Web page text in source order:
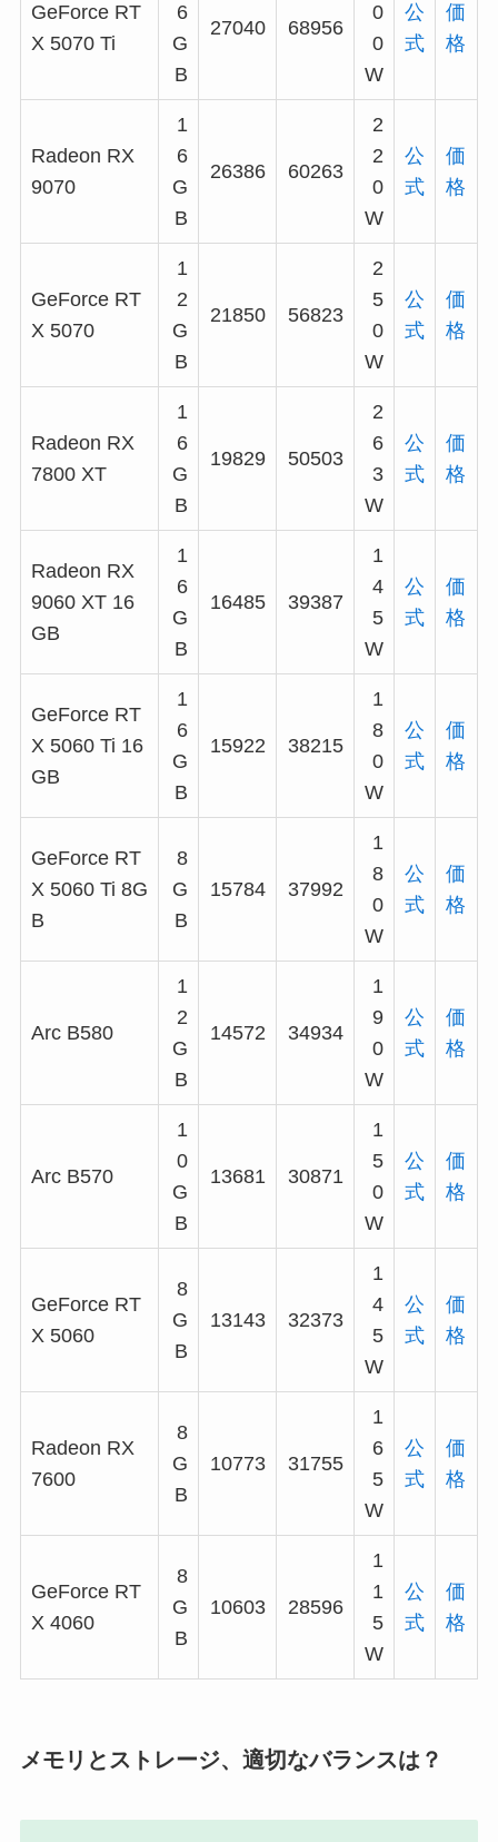
GeForce RT
X 5070 Ti
6
G
B
27040 68956
0
0
W
公
式
価
格
Radeon RX
9070
1
6
G
B
26386 60263
2
2
0
W
公
式
価
格
GeForce RT
X 5070
1
2
G
B
21850 56823
2
5
0
W
公
式
価
格
Radeon RX
7800 XT
1
6
G
B
19829 50503
2
6
3
W
公
式
価
格
Radeon RX
9060 XT 16
GB
1
6
G
B
16485 39387
1
4
5
W
公
式
価
格
GeForce RT
X 5060 Ti 16
GB
1
6
G
B
15922 38215
1
8
0
W
公
式
価
格
GeForce RT
X 5060 Ti 8G
B
8
G
B
15784 37992
1
8
0
W
公
式
価
格
Arc B580
1
2
G
B
14572 34934
1
9
0
W
公
式
価
格
Arc B570
1
0
G
B
13681 30871
1
5
0
W
公
式
価
格
GeForce RT
X 5060
8
G
B
13143 32373
1
4
5
W
公
式
価
格
Radeon RX
7600
8
G
B
10773 31755
1
6
5
W
公
式
価
格
GeForce RT
X 4060
8
G
B
10603 28596
1
1
5
W
公
式
価
格
メモリとストレージ、適切なバランスは？